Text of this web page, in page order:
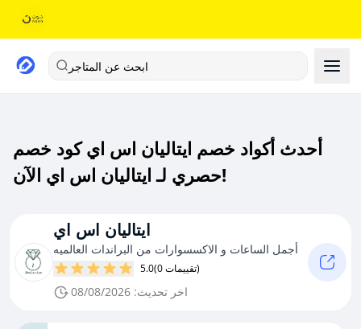
ابحث عن المتاجر
أحدث أكواد خصم ايتاليان اس اي كود خصم
حصري لـ ايتاليان اس اي الآن!
ايتاليان اس اي
أجمل الساعات و الاكسسوارات من البراندات العالميه
5.0 (0 تقييمات)
اخر تحديث: 08/08/2026